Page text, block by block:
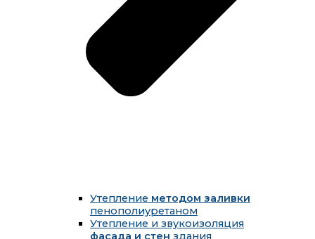
Утепление методом заливки
пенополиуретаном
Утепление и звукоизоляция
фасада и стен здания